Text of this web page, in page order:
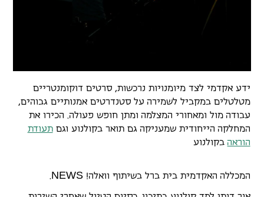
ידע אקדמי לצד מיומנויות נרכשות, סרטים דוקומנטריים
מטלטלים במקביל לשמירה על סטנדרטים אמנותיים גבוהים,
עבודה מול ומאחורי המצלמה ומתן חופש פעולה. הכירו את
המחלקה הייחודית שמעניקה גם תואר בקולנוע וגםתעודת
הוראהבקולנוע
המכללה האקדמית בית ברל בשיתוף וואלה! NEWS